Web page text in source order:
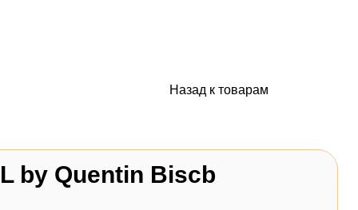
Назад к товарам
by Quentin Biscb